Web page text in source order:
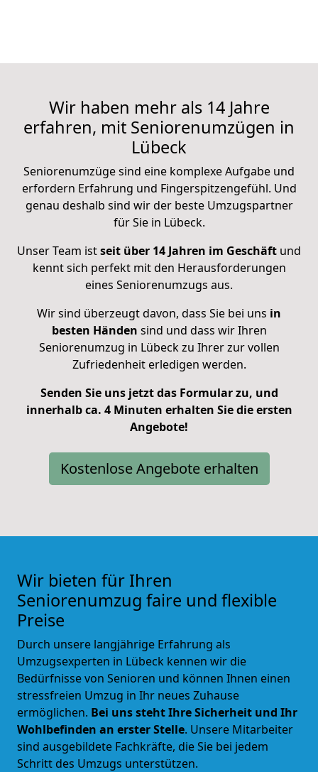
Wir haben mehr als 14 Jahre
erfahren, mit Seniorenumzügen in
Lübeck
Seniorenumzüge sind eine komplexe Aufgabe und
erfordern Erfahrung und Fingerspitzengefühl. Und
genau deshalb sind wir der beste Umzugspartner
für Sie in Lübeck.
Unser Team istseit über 14 Jahren im Geschäft und
kennt sich perfekt mit den Herausforderungen
eines Seniorenumzugs aus.
Wir sind überzeugt davon, dass Sie bei uns in
besten Händen sind und dass wir Ihren
Seniorenumzug in Lübeck zu Ihrer zur vollen
Zufriedenheit erledigen werden.
Senden Sie uns jetzt das Formular zu, und
innerhalb ca. 4 Minuten erhalten Sie die ersten
Angebote!
Kostenlose Angebote erhalten
Wir bieten für Ihren
Seniorenumzug faire und flexible
Preise
Durch unsere langjährige Erfahrung als
Umzugsexperten in Lübeck kennen wir die
Bedürfnisse von Senioren und können Ihnen einen
stressfreien Umzug in Ihr neues Zuhause
ermöglichen. Bei uns steht Ihre Sicherheit und Ihr
Wohlbefinden an erster Stelle. Unsere Mitarbeiter
sind ausgebildete Fachkräfte, die Sie bei jedem
Schritt des Umzugs unterstützen.